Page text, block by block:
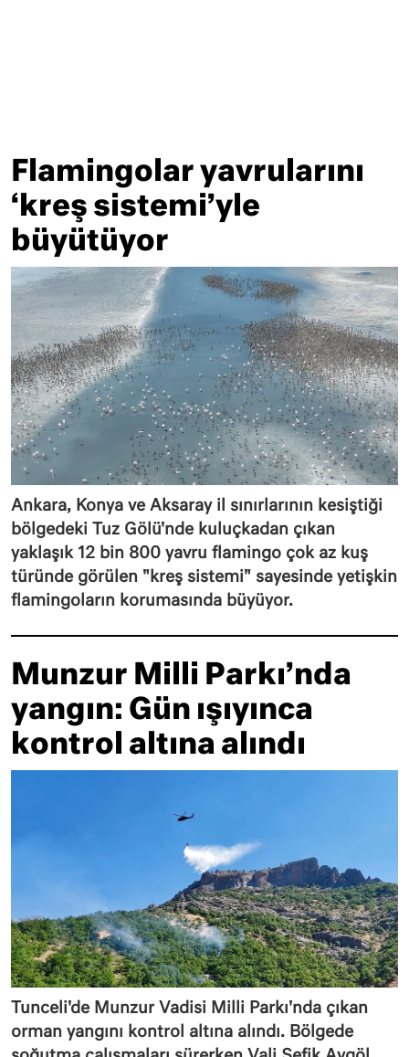
Flamingolar yavrularını
‘kreş sistemi’yle
büyütüyor
Ankara, Konya ve Aksaray il sınırlarının kesiştiği
bölgedeki Tuz Gölü'nde kuluçkadan çıkan
yaklaşık 12 bin 800 yavru flamingo çok az kuş
türünde görülen "kreş sistemi" sayesinde yetişkin
flamingoların korumasında büyüyor.
Munzur Milli Parkı’nda
yangın: Gün ışıyınca
kontrol altına alındı
Tunceli'de Munzur Vadisi Milli Parkı'nda çıkan
orman yangını kontrol altına alındı. Bölgede